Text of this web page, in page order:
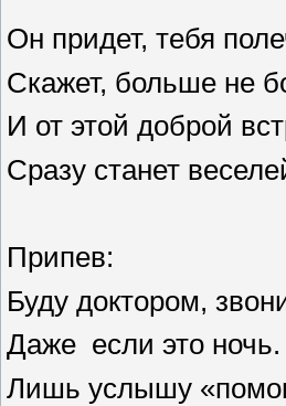
Он придет, тебя
Скажет, больше не
И от этой доброй
Сразу станет
Припев:
Буду доктором,
Даже если это ночь.
Лишь услышу